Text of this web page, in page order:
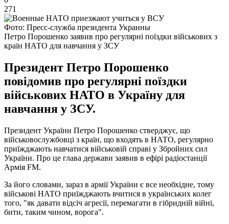
271
Фото: Пресс-служба президента Украины
Петро Порошенко заявив про регулярні поїздки військових з
країн НАТО для навчання у ЗСУ
Президент Петро Порошенко
повідомив про регулярні поїздки
військових НАТО в Україну для
навчання у ЗСУ.
Президент України Петро Порошенко стверджує, що
військовослужбовці з країн, що входять в НАТО, регулярно
приїжджають навчатися військовій справі у Збройних сил
України. Про це глава держави заявив в ефірі радіостанції
Армія FM.
За його словами, зараз в армії України є все необхідне, тому
військові НАТО приїжджають вчитися в українських колег
того, "як давати відсіч агресії, перемагати в гібридній війні,
бити, таким чином, ворога".